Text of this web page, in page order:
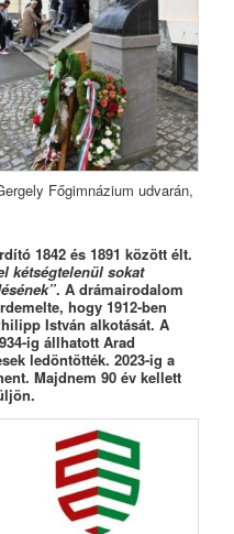
Főgimnázium udvarán,
1842 és 1891 között élt.
kétségtelenül sokat
. A drámairodalom
hogy 1912-ben
István alkotását. A
ig állhatott Arad
ledöntötték. 2023-ig a
Majdnem 90 év kellett